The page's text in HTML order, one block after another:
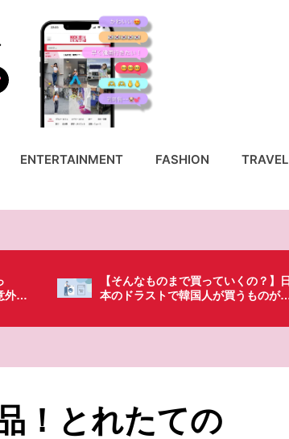
ENTERTAINMENT FASHION TRAVEL
日
がち
「これ無しじゃ生きられない…」日本
の調味料が最高過ぎる？韓国人が沼っ
！とれたての